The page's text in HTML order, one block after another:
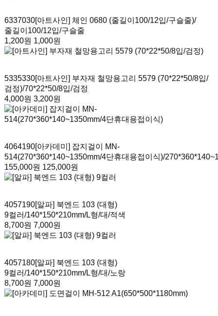
6337030[아트사인] 체인 0680 (줄길이100/12입/구슬줄)/
줄길이100/12입/구슬줄
1,200원 1,000원
5335330[아트사인] 부자재 철망용고리 5579 (70*22*50/8입/
검정)/70*22*50/8입/검정
4,000원 3,200원
4064190[아카데미] 잡지걸이 MN-
514(270*360*140~1350mm/4단휴대용접이식)/
155,000원 125,000원
4057190[알파] 북엔드 103 (대형)
9컬러/140*150*210mm/L형/대/적색
8,700원 7,000원
4057180[알파] 북엔드 103 (대형)
9컬러/140*150*210mm/L형/대/노랑
8,700원 7,000원